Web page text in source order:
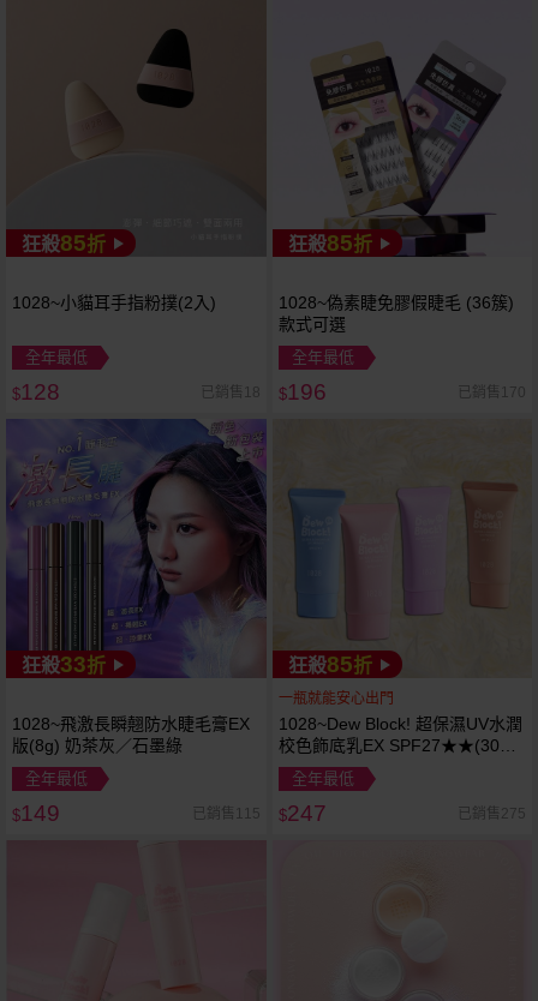
狂殺85折
1028~小貓耳手指粉撲(2入)
全年最低
$128 已銷售18
狂殺85折
1028~偽素睫免膠假睫毛 (36簇)
款式可選
全年最低
$196 已銷售170
狂殺33折
1028~飛激長瞬翹防水睫毛膏EX
版(8g) 奶茶灰／石墨綠
全年最低
$149 已銷售115
狂殺85折
一瓶就能安心出門
1028~Dew Block! 超保濕UV水潤
校色飾底乳EX SPF27★★(30ml)
款式可選
全年最低
$247 已銷售275